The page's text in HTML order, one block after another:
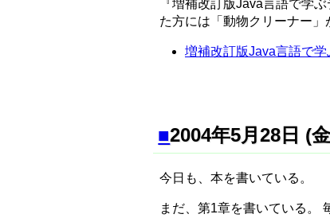
『増補改訂版Java言語で学
た方には「動物クリーナー
増補改訂版Java言語で
■2004年5月28日 (
今日も、本を書いている。
まだ、第1章を書いている。